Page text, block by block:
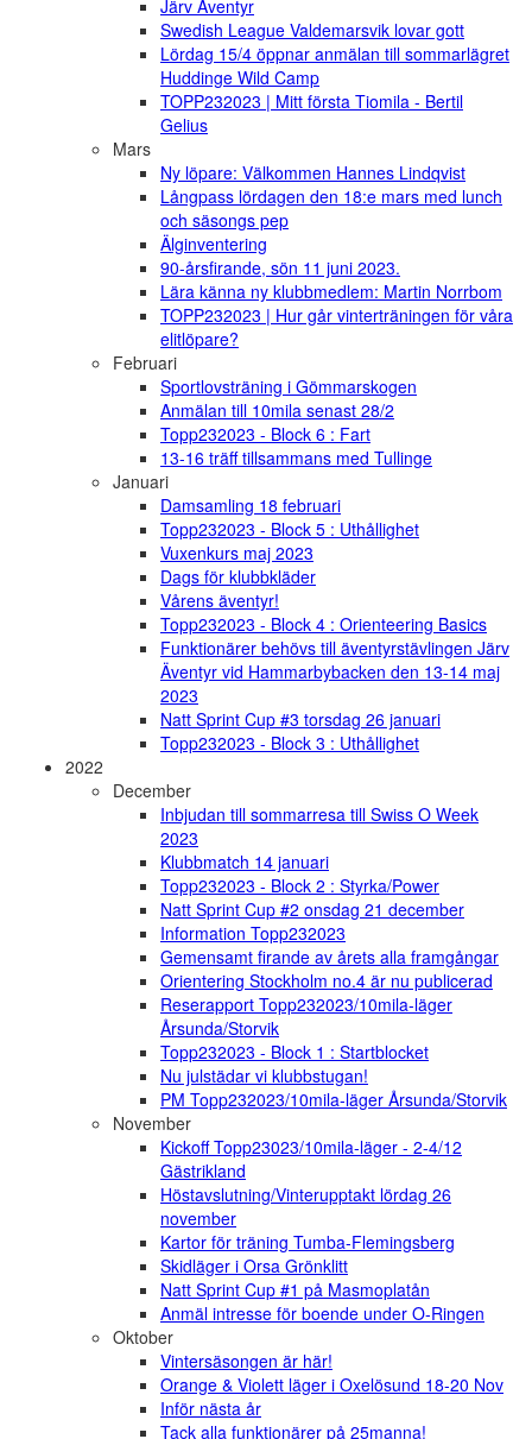
Järv Äventyr
Swedish League Valdemarsvik lovar gott
Lördag 15/4 öppnar anmälan till sommarlägret
Huddinge Wild Camp
TOPP232023 | Mitt första Tiomila - Bertil
Gelius
Mars
Ny löpare: Välkommen Hannes Lindqvist
Långpass lördagen den 18:e mars med lunch
och säsongs pep
Älginventering
90-årsfirande, sön 11 juni 2023.
Lära känna ny klubbmedlem: Martin Norrbom
TOPP232023 | Hur går vinterträningen för våra
elitlöpare?
Februari
Sportlovsträning i Gömmarskogen
Anmälan till 10mila senast 28/2
Topp232023 - Block 6 : Fart
13-16 träff tillsammans med Tullinge
Januari
Damsamling 18 februari
Topp232023 - Block 5 : Uthållighet
Vuxenkurs maj 2023
Dags för klubbkläder
Vårens äventyr!
Topp232023 - Block 4 : Orienteering Basics
Funktionärer behövs till äventyrstävlingen Järv
Äventyr vid Hammarbybacken den 13-14 maj
2023
Natt Sprint Cup #3 torsdag 26 januari
Topp232023 - Block 3 : Uthållighet
2022
December
Inbjudan till sommarresa till Swiss O Week
2023
Klubbmatch 14 januari
Topp232023 - Block 2 : Styrka/Power
Natt Sprint Cup #2 onsdag 21 december
Information Topp232023
Gemensamt firande av årets alla framgångar
Orientering Stockholm no.4 är nu publicerad
Reserapport Topp232023/10mila-läger
Årsunda/Storvik
Topp232023 - Block 1 : Startblocket
Nu julstädar vi klubbstugan!
PM Topp232023/10mila-läger Årsunda/Storvik
November
Kickoff Topp23023/10mila-läger - 2-4/12
Gästrikland
Höstavslutning/Vinterupptakt lördag 26
november
Kartor för träning Tumba-Flemingsberg
Skidläger i Orsa Grönklitt
Natt Sprint Cup #1 på Masmoplatån
Anmäl intresse för boende under O-Ringen
Oktober
Vintersäsongen är här!
Orange & Violett läger i Oxelösund 18-20 Nov
Inför nästa år
Tack alla funktionärer på 25manna!